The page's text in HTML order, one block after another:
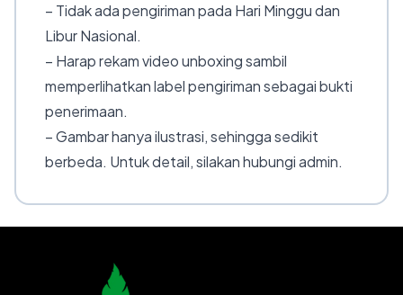
– Tidak ada pengiriman pada Hari Minggu dan
Libur Nasional.
– Harap rekam video unboxing sambil
memperlihatkan label pengiriman sebagai bukti
penerimaan.
– Gambar hanya ilustrasi, sehingga sedikit
berbeda. Untuk detail, silakan hubungi admin.